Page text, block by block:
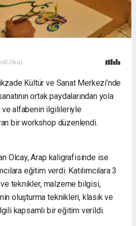
Oku)
Kültür ve Sanat Merkezi’nde
ortak paydalarından yola
ve alfabenin ilgilileriyle
bir workshop düzenlendi.
Olcay, Arap kaligrafisinde ise
eğitim verdi. Katılımcılara 3
teknikler, malzeme bilgisi,
oluşturma teknikleri, klasik ve
kapsamlı bir eğitim verildi.